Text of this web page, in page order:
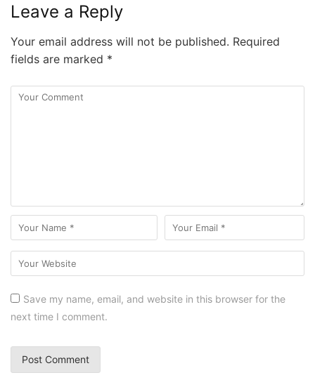
Leave a Reply
Your email address will not be published. Required
fields are marked *
Save my name, email, and website in this browser for the
next time I comment.